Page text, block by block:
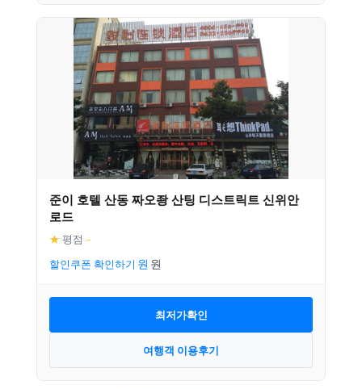
준이 호텔 산동 짜오좡 산팅 디스트릭트 신위안
로드
★ 평점 –
할인쿠폰 확인하기
최저가확인
여행객 이용후기